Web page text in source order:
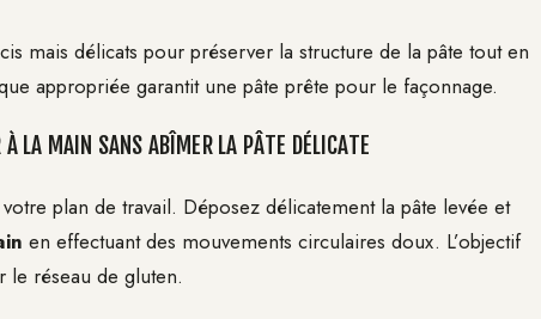
mais délicats pour préserver la structure de la pâte tout en
appropriée garantit une pâte prête pour le façonnage.
À LA MAIN SANS ABÎMER LA PÂTE DÉLICATE
plan de travail. Déposez délicatement la pâte levée et
en effectuant des mouvements circulaires doux. L’objectif
le réseau de gluten.